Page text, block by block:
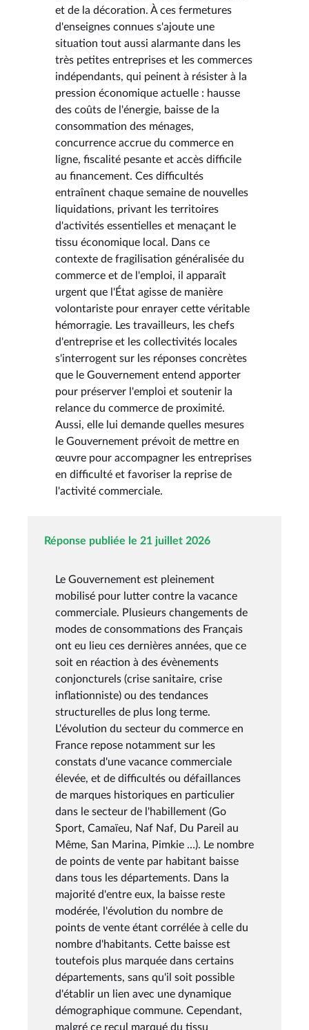
et de la décoration. À ces fermetures
d'enseignes connues s'ajoute une
situation tout aussi alarmante dans les
très petites entreprises et les commerces
indépendants, qui peinent à résister à la
pression économique actuelle : hausse
des coûts de l'énergie, baisse de la
consommation des ménages,
concurrence accrue du commerce en
ligne, fiscalité pesante et accès difficile
au financement. Ces difficultés
entraînent chaque semaine de nouvelles
liquidations, privant les territoires
d'activités essentielles et menaçant le
tissu économique local. Dans ce
contexte de fragilisation généralisée du
commerce et de l'emploi, il apparaît
urgent que l'État agisse de manière
volontariste pour enrayer cette véritable
hémorragie. Les travailleurs, les chefs
d'entreprise et les collectivités locales
s'interrogent sur les réponses concrètes
que le Gouvernement entend apporter
pour préserver l'emploi et soutenir la
relance du commerce de proximité.
Aussi, elle lui demande quelles mesures
le Gouvernement prévoit de mettre en
œuvre pour accompagner les entreprises
en difficulté et favoriser la reprise de
l'activité commerciale.
Réponse publiée le 21 juillet 2026
Le Gouvernement est pleinement
mobilisé pour lutter contre la vacance
commerciale. Plusieurs changements de
modes de consommations des Français
ont eu lieu ces dernières années, que ce
soit en réaction à des évènements
conjoncturels (crise sanitaire, crise
inflationniste) ou des tendances
structurelles de plus long terme.
L'évolution du secteur du commerce en
France repose notamment sur les
constats d'une vacance commerciale
élevée, et de difficultés ou défaillances
de marques historiques en particulier
dans le secteur de l'habillement (Go
Sport, Camaïeu, Naf Naf, Du Pareil au
Même, San Marina, Pimkie …). Le nombre
de points de vente par habitant baisse
dans tous les départements. Dans la
majorité d'entre eux, la baisse reste
modérée, l'évolution du nombre de
points de vente étant corrélée à celle du
nombre d'habitants. Cette baisse est
toutefois plus marquée dans certains
départements, sans qu'il soit possible
d'établir un lien avec une dynamique
démographique commune. Cependant,
malgré ce recul marqué du tissu